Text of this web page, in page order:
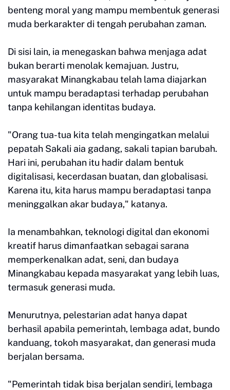
benteng moral yang mampu membentuk generasi
muda berkarakter di tengah perubahan zaman.
Di sisi lain, ia menegaskan bahwa menjaga adat
bukan berarti menolak kemajuan. Justru,
masyarakat Minangkabau telah lama diajarkan
untuk mampu beradaptasi terhadap perubahan
tanpa kehilangan identitas budaya.
"Orang tua-tua kita telah mengingatkan melalui
pepatah Sakali aia gadang, sakali tapian barubah.
Hari ini, perubahan itu hadir dalam bentuk
digitalisasi, kecerdasan buatan, dan globalisasi.
Karena itu, kita harus mampu beradaptasi tanpa
meninggalkan akar budaya," katanya.
Ia menambahkan, teknologi digital dan ekonomi
kreatif harus dimanfaatkan sebagai sarana
memperkenalkan adat, seni, dan budaya
Minangkabau kepada masyarakat yang lebih luas,
termasuk generasi muda.
Menurutnya, pelestarian adat hanya dapat
berhasil apabila pemerintah, lembaga adat, bundo
kanduang, tokoh masyarakat, dan generasi muda
berjalan bersama.
"Pemerintah tidak bisa berjalan sendiri, lembaga